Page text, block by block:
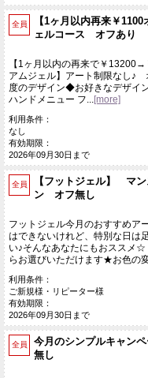
全員
【1ヶ月以内再来￥
ェルコース オフあり
【1ヶ月以内の再来で￥
アムジェル】アート制限なし♪
度のデザイン◆お好きなデザイ
ハンドメニュー フ...[more]
利用条件：
なし
有効期限：
2026年09月30日まで
全員
【フットジェル】 マ
ン オフ無し
フットジェル今月のおすすめ
はできないけれど、特別な日は
い♪そんなあなたにもおススメ
らお選びいただけます★お色の
利用条件：
ご新規様・リピーター様
有効期限：
2026年09月30日まで
全員
今月のシンプルキャン
無し